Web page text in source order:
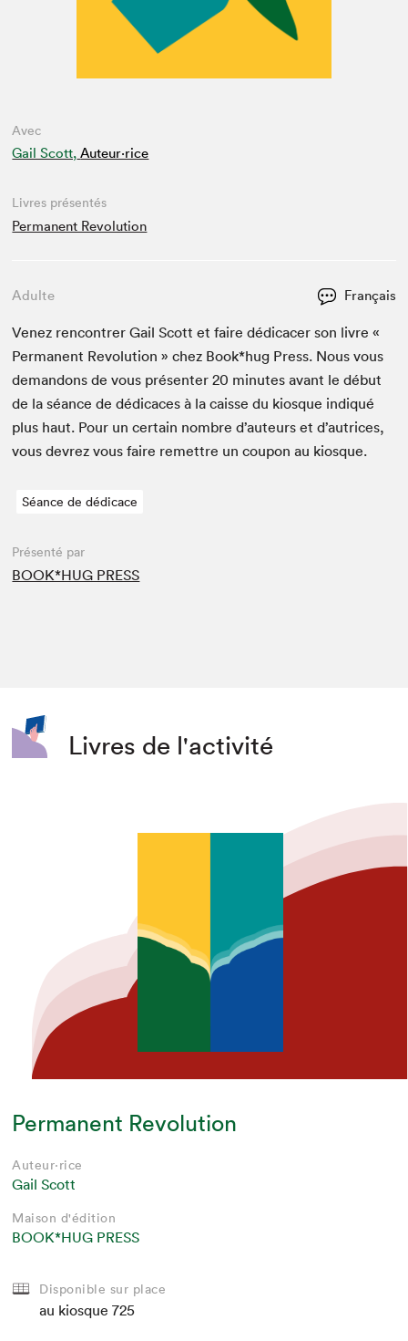
Avec
Gail Scott, Auteur·rice
Livres présentés
Permanent Revolution
Adulte Français
Venez ren­con­tr­er Gail Scott et faire dédi­cac­er son livre «
Per­ma­nent Rev­o­lu­tion » chez Book*hug Press. Nous vous
deman­dons de vous présen­ter20 min­utes avant le début
de la séance de dédi­caces à la caisse du kiosque indiqué
plus haut. Pour un cer­tain nom­bre d’auteurs et d’autrices,
vous devrez vous faire remet­tre un coupon au kiosque.
Séance de dédicace
Présenté par
BOOK*HUG PRESS
Livres de l'activité
Permanent Revolution
Auteur·rice
Gail Scott
Maison d'édition
BOOK*HUG PRESS
Disponible sur place
au kiosque 725